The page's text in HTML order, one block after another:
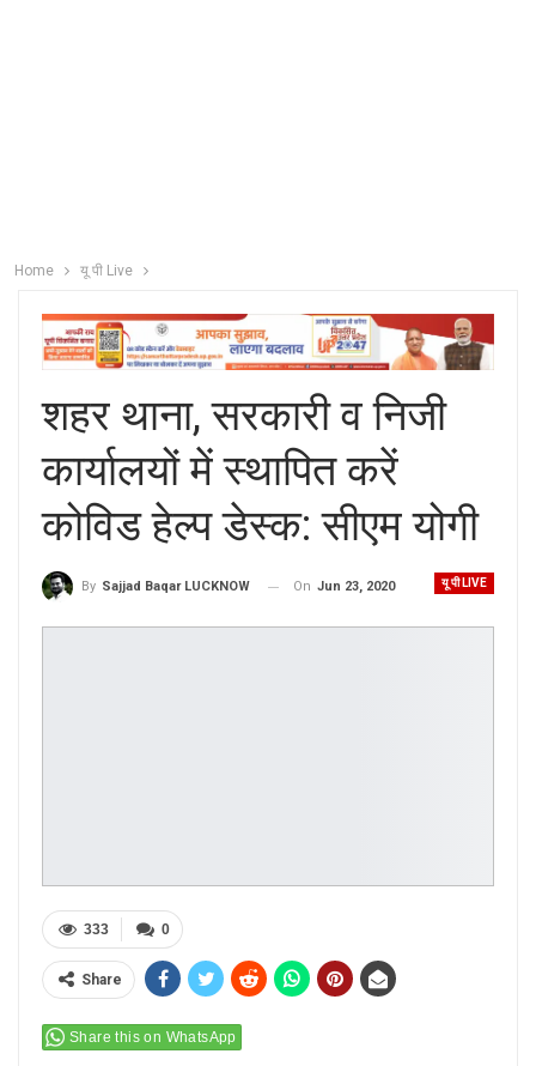
Home यू पी Live
शहर थाना, सरकारी व निजी
कार्यालयों में स्थापित करें
कोविड हेल्प डेस्क: सीएम योगी
यू पी LIVE
By Sajjad Baqar LUCKNOW On Jun 23, 2020
0
333
Share
Share this on WhatsApp